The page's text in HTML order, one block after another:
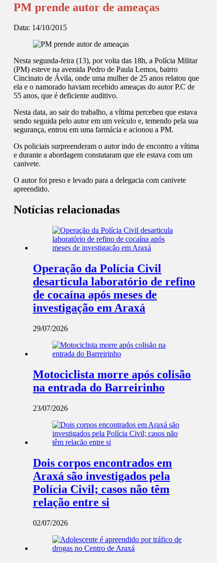
PM prende autor de ameaças
Data: 14/10/2015
Nesta segunda-feira (13), por volta das 18h, a Polícia Militar
(PM) esteve na avenida Pedro de Paula Lemos, bairro
Cincinato de Ávila, onde uma mulher de 25 anos relatou que
ela e o namorado haviam recebido ameaças do autor P.C de
55 anos, que é deficiente auditivo.
Nesta data, ao sair do trabalho, a vítima percebeu que estava
sendo seguida pelo autor em um veículo e, temendo pela sua
segurança, entrou em uma farmácia e acionou a PM.
Os policiais surpreenderam o autor indo de encontro a vítima
e durante a abordagem constataram que ele estava com um
canivete.
O autor foi preso e levado para a delegacia com canivete
apreendido.
Notícias relacionadas
Operação da Polícia Civil
desarticula laboratório de refino
de cocaína após meses de
investigação em Araxá
29/07/2026
Motociclista morre após colisão
na entrada do Barreirinho
23/07/2026
Dois corpos encontrados em
Araxá são investigados pela
Polícia Civil; casos não têm
relação entre si
02/07/2026